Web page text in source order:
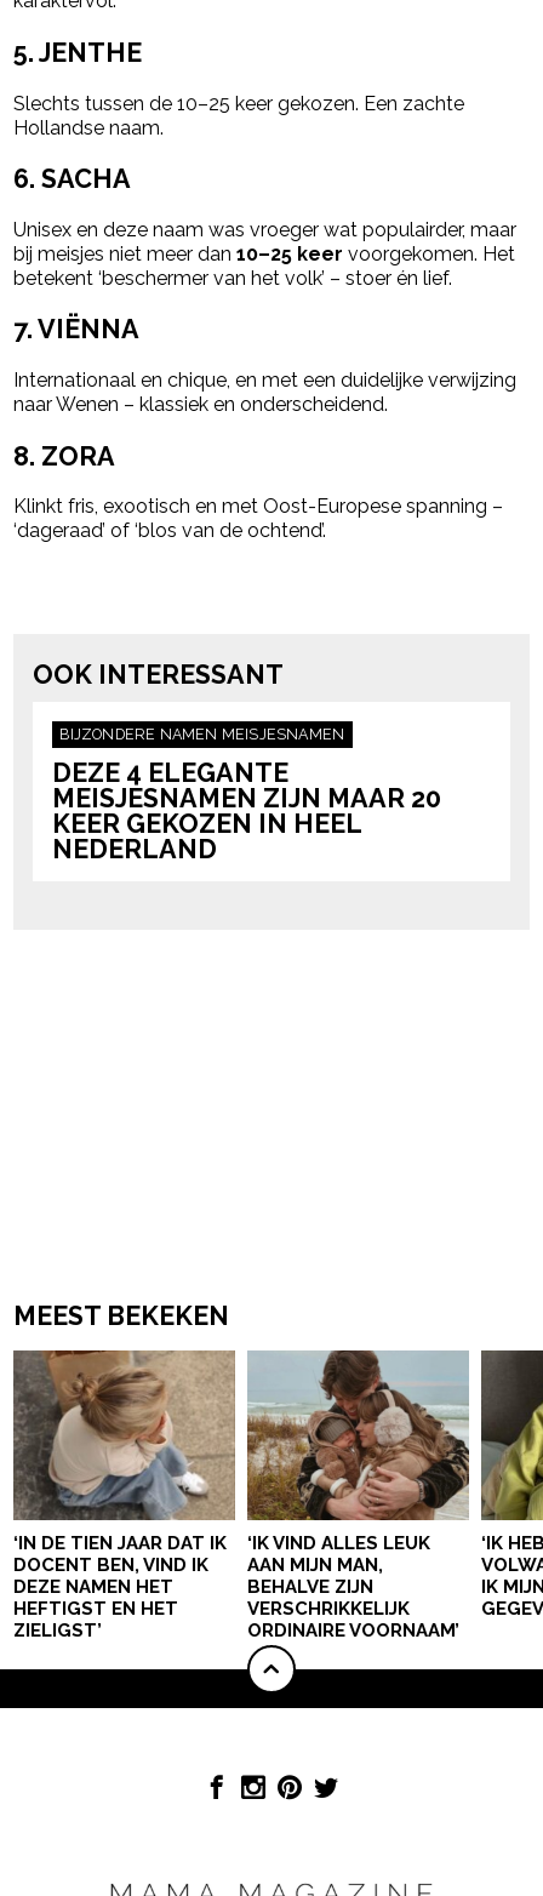
5.JENTHE
Slechts tussen de 10–25 keer gekozen. Een zachte
Hollandse naam.
6.SACHA
Unisex en deze naam was vroeger wat populairder, maar
bij meisjes niet meer dan10–25 keer voorgekomen. Het
betekent ‘beschermer van het volk’ – stoer én lief.
7.VIËNNA
Internationaal en chique, en met een duidelijke verwijzing
naar Wenen – klassiek en onderscheidend.
8. ZORA
Klinkt fris, exootisch en met Oost-Europese spanning –
‘dageraad’ of ‘blos van de ochtend’.
OOK INTERESSANT
BIJZONDERE NAMEN MEISJESNAMEN
DEZE 4 ELEGANTE
MEISJESNAMEN ZIJN MAAR 20
KEER GEKOZEN IN HEEL
NEDERLAND
MEEST BEKEKEN
‘IN DE TIEN JAAR DAT IK
DOCENT BEN, VIND IK
DEZE NAMEN HET
HEFTIGST EN HET
ZIELIGST’
‘IK VIND ALLES LEUK
AAN MIJN MAN,
BEHALVE ZIJN
VERSCHRIKKELIJK
ORDINAIRE VOORNAAM’
‘IK
IK